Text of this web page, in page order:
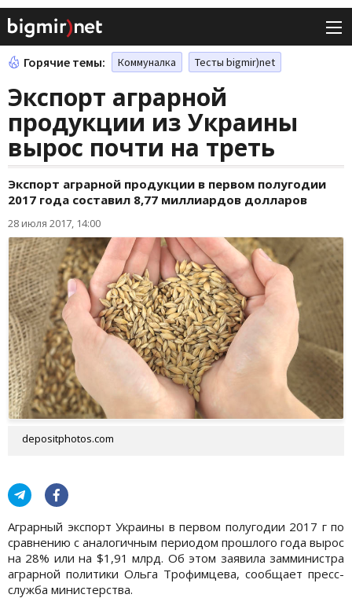
Горячие темы: Коммуналка Тесты bigmir)net
Экспорт аграрной
продукции из Украины
вырос почти на треть
Экспорт аграрной продукции в первом полугодии
2017 года составил 8,77 миллиардов долларов
28 июля 2017, 14:00
depositphotos.com
Аграрный экспорт Украины в первом полугодии 2017 г по
сравнению с аналогичным периодом прошлого года вырос
на 28% или на $1,91 млрд. Об этом заявила замминистра
аграрной политики Ольга Трофимцева, сообщает пресс-
служба министерства.